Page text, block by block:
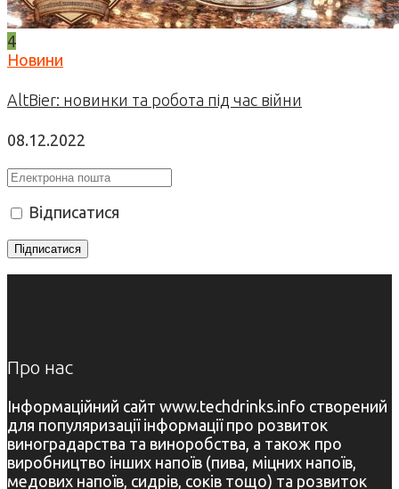
4
Новини
AltBier: новинки та робота під час війни
08.12.2022
Відписатися
Про нас
Інформаційний сайт www.techdrinks.info створений
для популяризації інформації про розвиток
виноградарства та виноробства, а також про
виробництво інших напоїв (пива, міцних напоїв,
медових напоїв, сидрів, соків тощо) та розвиток